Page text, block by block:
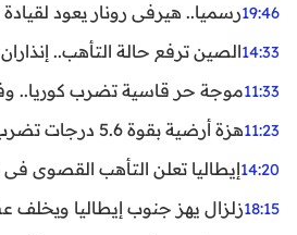
19:46رسميا.. هيرفي رونار يعود
14:33الصين ترفع حالة التأهب..
11:33موجة حر قاسية تضرب كوريا..
11:23هزة أرضية بقوة 5.6 درجات تضرب مصر
14:20إيطاليا تعلن التأهب القصوى في 23 مدينة بسبب موجة حر شديدة
18:15زلزال يهز جنوب إيطاليا